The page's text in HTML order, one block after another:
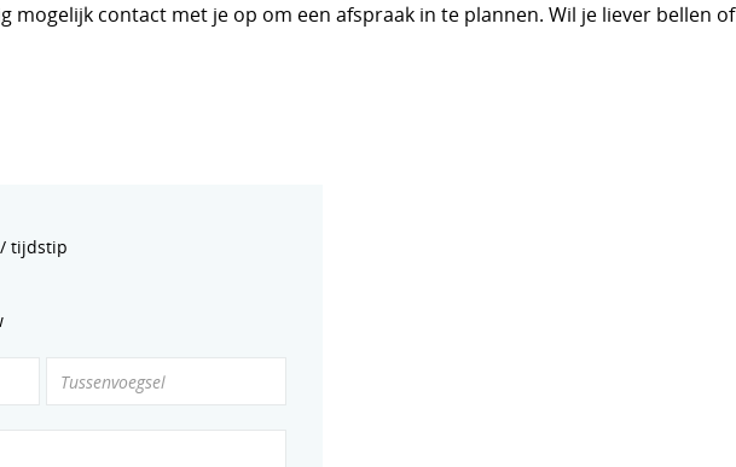
contact met je op om een afspraak in te plannen. Wil je liever bellen of
tijdstip
Tussenvoegsel